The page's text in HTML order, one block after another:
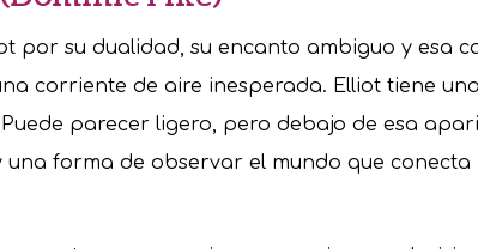
por su dualidad, su encanto ambiguo y esa
corriente de aire inesperada. Elliot tiene
parecer ligero, pero debajo de esa
una forma de observar el mundo que conecta